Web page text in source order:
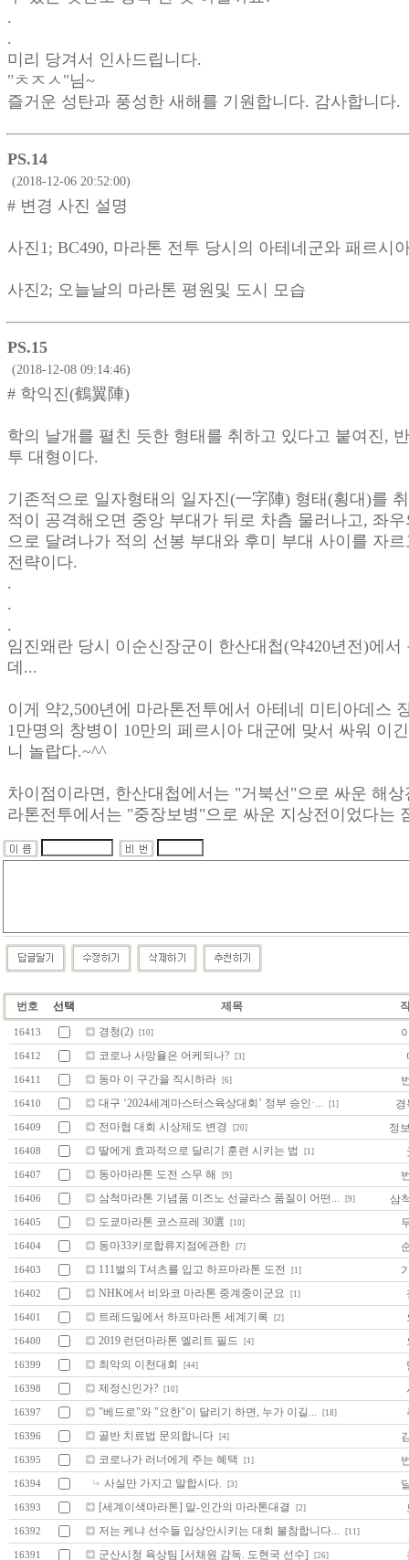
.
.
미리 당겨서 인사드립니다.
"ㅊㅈㅅ"님~
즐거운 성탄과 풍성한 새해를 기원합니다. 감사합니다.
PS.14
(2018-12-06 20:52:00)
# 변경 사진 설명
사진1; BC490, 마라톤 전투 당시의 아테네군와 패르시
사진2; 오늘날의 마라톤 평원및 도시 모습
PS.15
(2018-12-08 09:14:46)
# 학익진(鶴翼陣)
학의 날개를 펼친 듯한 형태를 취하고 있다고 붙여진,
투 대형이다.
기존적으로 일자형태의 일자진(一字陣) 형태(횡대)를
적이 공격해오면 중앙 부대가 뒤로 차츰 물러나고, 좌
으로 달려나가 적의 선봉 부대와 후미 부대 사이를 자
전략이다.
.
.
.
임진왜란 당시 이순신장군이 한산대첩(약420년전)에서
데...
이게 약2,500년에 마라톤전투에서 아테네 미티아데스
1만명의 창병이 10만의 페르시아 대군에 맞서 싸워 이
니 놀랍다.~^^
차이점이라면, 한산대첩에서는 "거북선"으로 싸운 해
라톤전투에서는 "중장보병"으로 싸운 지상전이었다는
번호 선택 제목
16413 경청(2) [10]
16412 코로나 사망율은 어케되나? [3]
16411 동마 이 구간을 직시하라 [6]
16410 대구 ‘2024세계마스터스육상대회’ 정부 승인·... [1] 경
16409 전마협 대회 시상제도 변경 [20] 정
16408 딸에게 효과적으로 달리기 훈련 시키는 법 [1]
16407 동아마라톤 도전 스무 해 [9]
16406 삼척마라톤 기념품 미즈노 선글라스 품질이 어떤... [9] 삼
16405 도쿄마라톤 코스프레 30選 [10]
16404 동마33키로합류지점에관한 [7]
16403 111벌의 T셔츠를 입고 하프마라톤 도전 [1]
16402 NHK에서 비와코 마라톤 중계중이군요 [1]
16401 트레드밀에서 하프마라톤 세계기록 [2]
16400 2019 런던마라톤 엘리트 필드 [4]
16399 최악의 이천대회 [44]
16398 제정신인가? [10]
16397 "베드로"와 "요한"이 달리기 하면, 누가 이길... [18]
16396 골반 치료법 문의합니다 [4]
16395 코로나가 러너에게 주는 혜택 [1]
16394 사실만 가지고 말합시다. [3]
16393 [세계이색마라톤] 말-인간의 마라톤대결 [2]
16392 저는 케냐 선수들 입상안시키는 대회 불참합니다... [11]
16391 군산시청 육상팀 [서채원 감독. 도현국 선수] [26]